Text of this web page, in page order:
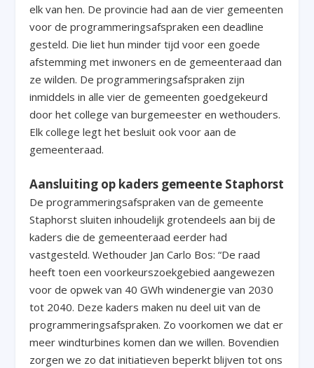
elk van hen. De provincie had aan de vier gemeenten
voor de programmeringsafspraken een deadline
gesteld. Die liet hun minder tijd voor een goede
afstemming met inwoners en de gemeenteraad dan
ze wilden. De programmeringsafspraken zijn
inmiddels in alle vier de gemeenten goedgekeurd
door het college van burgemeester en wethouders.
Elk college legt het besluit ook voor aan de
gemeenteraad.
Aansluiting op kaders gemeente Staphorst
De programmeringsafspraken van de gemeente
Staphorst sluiten inhoudelijk grotendeels aan bij de
kaders die de gemeenteraad eerder had
vastgesteld. Wethouder Jan Carlo Bos: “De raad
heeft toen een voorkeurszoekgebied aangewezen
voor de opwek van 40 GWh windenergie van 2030
tot 2040. Deze kaders maken nu deel uit van de
programmeringsafspraken. Zo voorkomen we dat er
meer windturbines komen dan we willen. Bovendien
zorgen we zo dat initiatieven beperkt blijven tot ons